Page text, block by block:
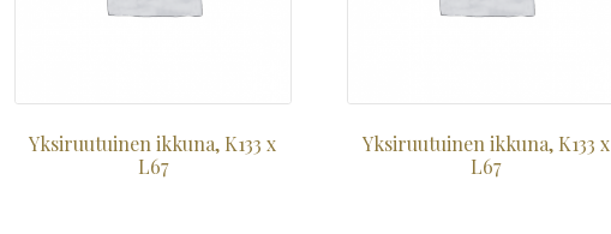
Yksiruutuinen ikkuna, K133 x
L67
Yksiruutuinen ikkuna, K133 x
L67